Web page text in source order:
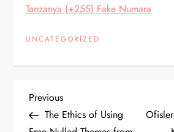
Tanzanya (+255) Fake Numara
UNCATEGORIZED
Y
Previous
Post
Previous
The Ethics of Using